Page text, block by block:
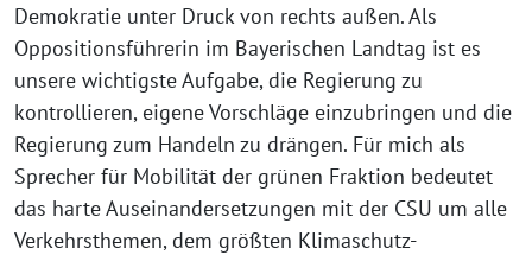
Demokratie unter Druck von rechts außen. Als
Oppositionsführerin im Bayerischen Landtag ist es
unsere wichtigste Aufgabe, die Regierung zu
kontrollieren, eigene Vorschläge einzubringen und die
Regierung zum Handeln zu drängen. Für mich als
Sprecher für Mobilität der grünen Fraktion bedeutet
das harte Auseinandersetzungen mit der CSU um alle
Verkehrsthemen, dem größten Klimaschutz-